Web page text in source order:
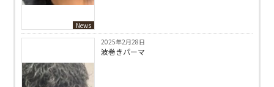
News
2025年2月28日
波巻きパーマ